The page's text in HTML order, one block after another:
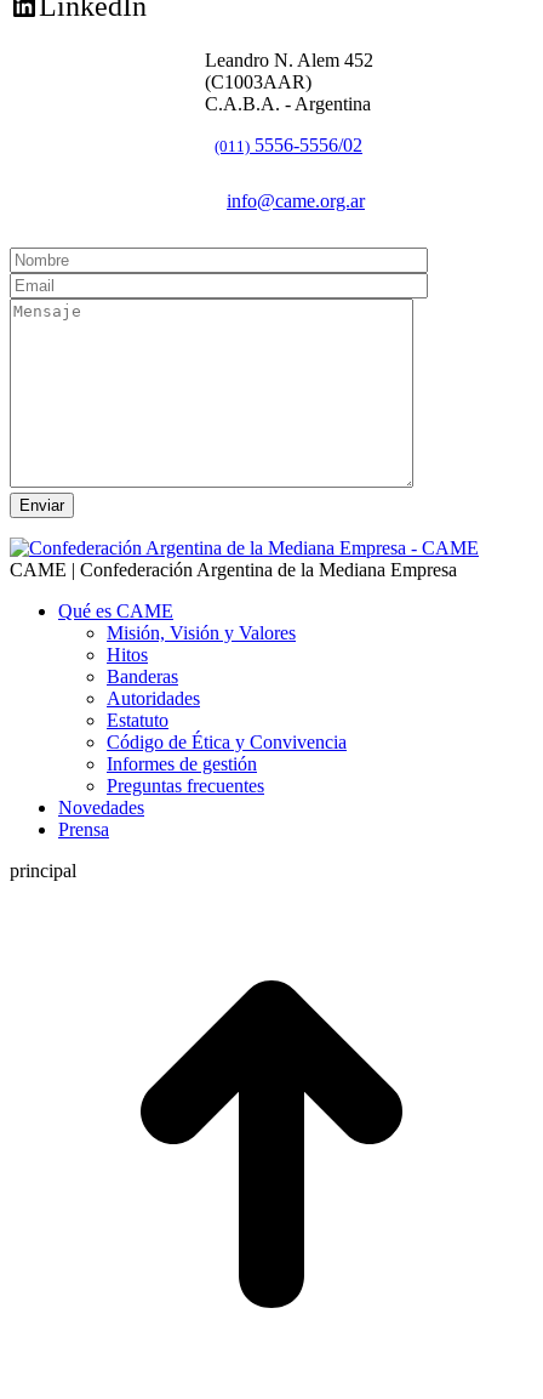
Leandro N. Alem 452
(C1003AAR)
C.A.B.A. - Argentina
(011) 5556-5556/02
info@came.org.ar
CAME | Confederación Argentina de la Mediana Empresa
Qué es CAME
Misión, Visión y Valores
Hitos
Banderas
Autoridades
Estatuto
Código de Ética y Convivencia
Informes de gestión
Preguntas frecuentes
Novedades
Prensa
principal